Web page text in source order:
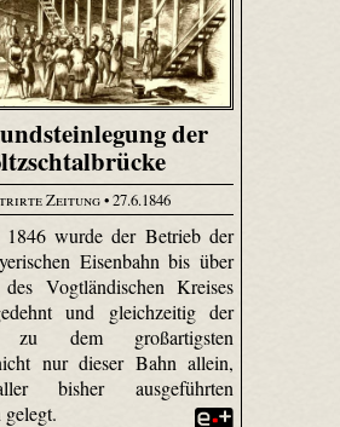
der
Zeitung• 27.6.1846
wurde der Betrieb der
Eisenbahn bis über
Vogtländischen Kreises
und gleichzeitig der
zu dem großartigsten
nur dieser Bahn allein,
bisher ausgeführten
gelegt.